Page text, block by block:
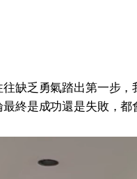
缺乏勇氣踏出第一步
終是成功還是失敗，都